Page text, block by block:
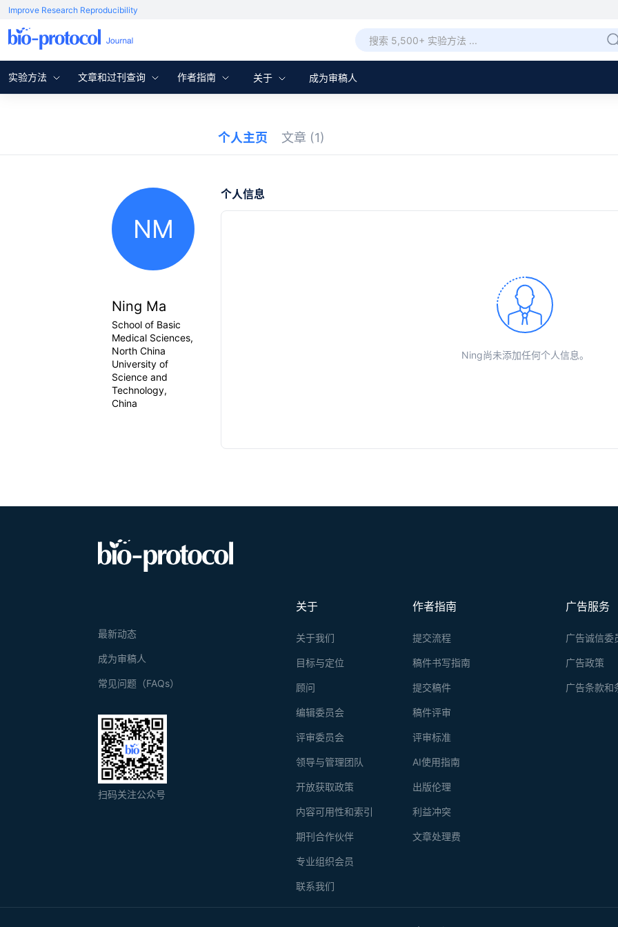
Improve Research Reproducibility
实验方法 文章和过刊查询 作者指南 关于 成为审稿人
个人主页 文章 (1)
NM
Ning Ma
School of Basic
Medical Sciences,
North China
University of
Science and
Technology,
China
个人信息
Ning尚未添加任何个人信息。
广告服务
广告诚信委
广告政策
广告条款和
作者指南
提交流程
稿件书写指南
提交稿件
稿件评审
评审标准
AI使用指南
出版伦理
利益冲突
文章处理费
关于
关于我们
目标与定位
顾问
编辑委员会
评审委员会
领导与管理团队
开放获取政策
内容可用性和索引
期刊合作伙伴
专业组织会员
联系我们
最新动态
成为审稿人
常见问题（FAQs）
扫码关注公众号